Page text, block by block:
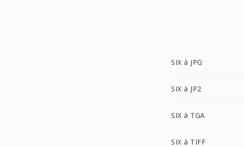
SIX à JPG
SIX à JP2
SIX à TGA
SIX à TIFF